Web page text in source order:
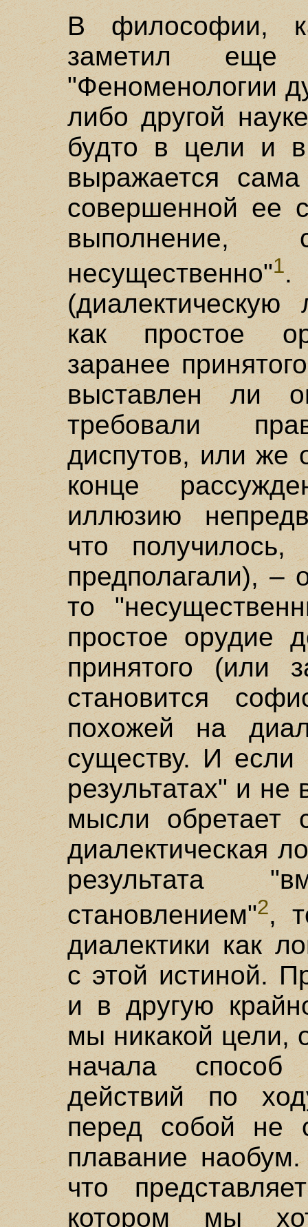
В философии,
заметил
"Феноменологии
либо другой
будто в цели и в
выражается
совершенной ее
выполнение,
несущественно"1.
(диалектическую
как простое
заранее
выставлен ли
требовали
диспутов, или же
конце
иллюзию
что
предполагали), –
то
простое орудие
принятого (или
становится
похожей на
существу. И если
результатах" и
мысли обретает
диалектическая
результата
становлением"2,
диалектики как
с этой истиной.
и в другую
мы никакой цели,
начала
действий по
перед собой не
плавание
что
котором мы